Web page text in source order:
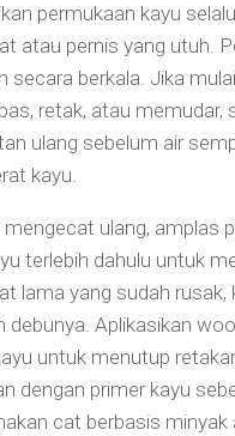
permukaan kayu
atau pernis yang utuh.
secara berkala. Jika
retak, atau memudar,
ulang sebelum air
kayu.
mengecat ulang, amplas
terlebih dahulu untuk
lama yang sudah rusak,
debunya. Aplikasikan
untuk menutup
dengan primer kayu
cat berbasis